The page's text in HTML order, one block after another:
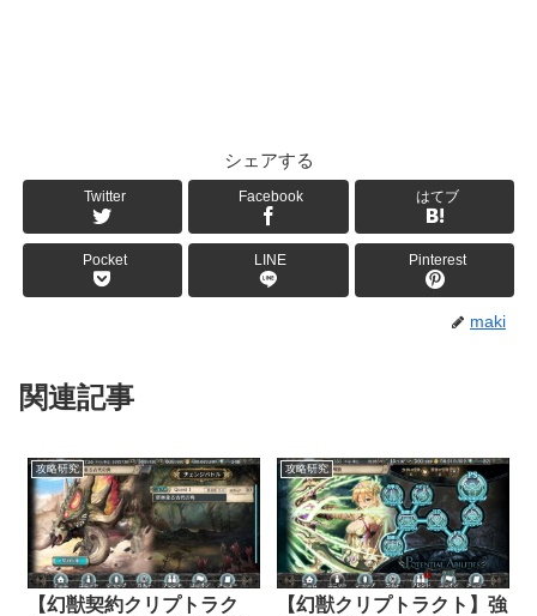
シェアする
Twitter Facebook はてブ
Pocket LINE Pinterest
maki
関連記事
攻略研究
【幻獣契約クリプトラク
攻略研究
【幻獣クリプトラクト】強